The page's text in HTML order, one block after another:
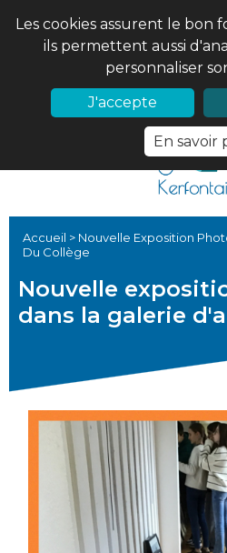
Les cookies assurent le bon
ils permettent aussi
personnaliser
J'accepte
En savoir
02 97 56 61 18
Accueil > Nouvelle Exposition
Du Collège
Nouvelle
dans la galerie